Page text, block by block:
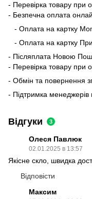
- Перевірка товару при
- Безпечна оплата
- Оплата на картку
- Оплата на картку
- Післяплата Новою
- Перевірка товару при
- Обмін та повернення
- Підтримка
Відгуки 3
Олеся Павлюк
02.01.2025 в 13:57
Якісне скло, швидка
Відповісти
Максим